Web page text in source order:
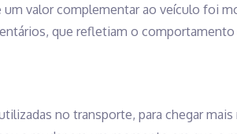
valor complementar ao veículo foi
que refletiam o
no transporte, para chegar